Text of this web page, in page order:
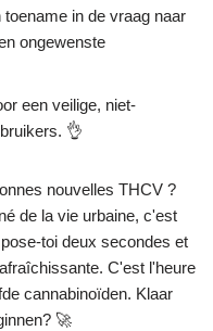
in de vraag naar
ongewenste
een veilige, niet-
👌
nouvelles THCV ?
de la vie urbaine, c'est
toi deux secondes et
C'est l'heure
cannabinoïden. Klaar
🚀